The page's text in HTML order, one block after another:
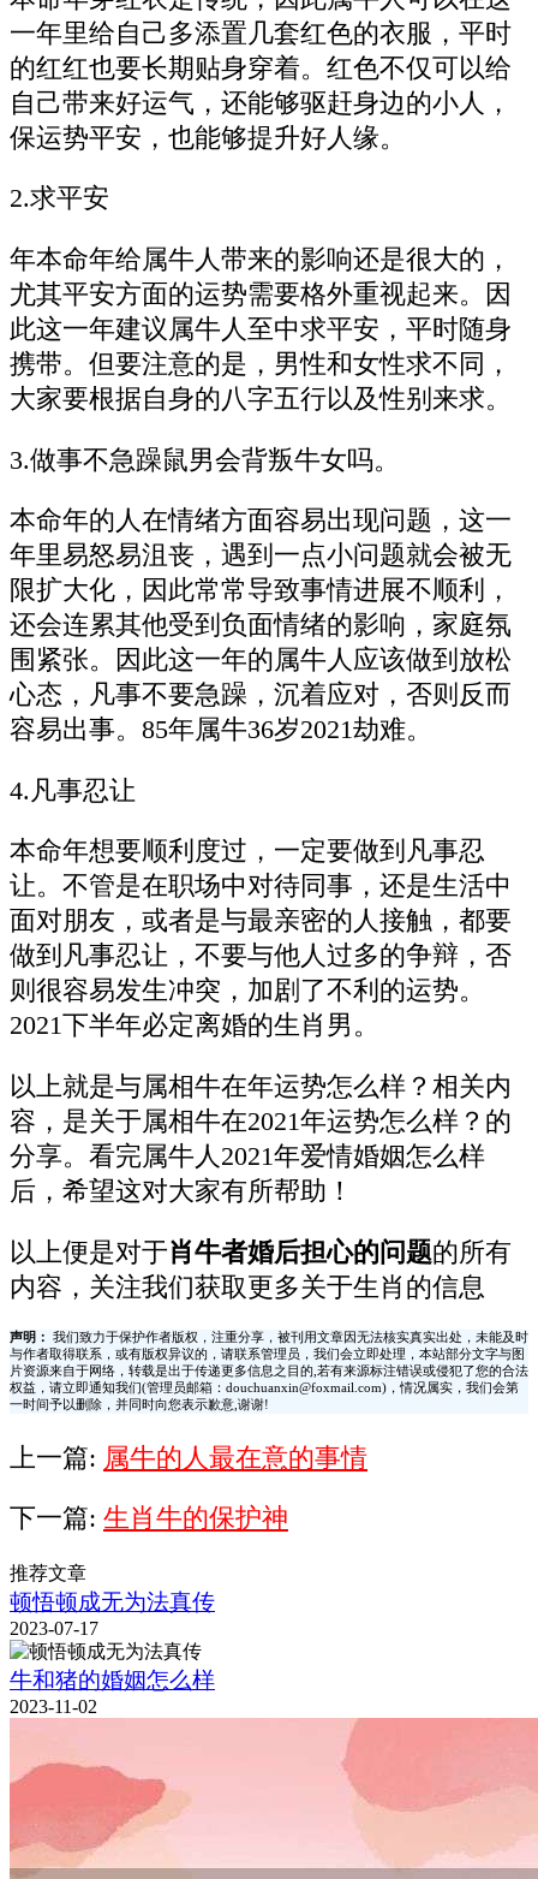
一年里给自己多添置几套红色的衣服，平时
的红红也要长期贴身穿着。红色不仅可以给
自己带来好运气，还能够驱赶身边的小人，
保运势平安，也能够提升好人缘。
2.求平安
年本命年给属牛人带来的影响还是很大的，
尤其平安方面的运势需要格外重视起来。因
此这一年建议属牛人至中求平安，平时随身
携带。但要注意的是，男性和女性求不同，
大家要根据自身的八字五行以及性别来求。
3.做事不急躁鼠男会背叛牛女吗。
本命年的人在情绪方面容易出现问题，这一
年里易怒易沮丧，遇到一点小问题就会被无
限扩大化，因此常常导致事情进展不顺利，
还会连累其他受到负面情绪的影响，家庭氛
围紧张。因此这一年的属牛人应该做到放松
心态，凡事不要急躁，沉着应对，否则反而
容易出事。85年属牛36岁2021劫难。
4.凡事忍让
本命年想要顺利度过，一定要做到凡事忍
让。不管是在职场中对待同事，还是生活中
面对朋友，或者是与最亲密的人接触，都要
做到凡事忍让，不要与他人过多的争辩，否
则很容易发生冲突，加剧了不利的运势。
2021下半年必定离婚的生肖男。
以上就是与属相牛在年运势怎么样？相关内
容，是关于属相牛在2021年运势怎么样？的
分享。看完属牛人2021年爱情婚姻怎么样
后，希望这对大家有所帮助！
以上便是对于肖牛者婚后担心的问题的所有
内容，关注我们获取更多关于生肖的信息
声明：
我们致力于保护作者版权，注重分享，被刊用文章因无法核实真实出处，未能及时
与作者取得联系，或有版权异议的，请联系管理员，我们会立即处理，本站部分文字与图
片资源来自于网络，转载是出于传递更多信息之目的,若有来源标注错误或侵犯了您的合法
权益，请立即通知我们(管理员邮箱：douchuanxin@foxmail.com)，情况属实，我们会第
一时间予以删除，并同时向您表示歉意,谢谢!
上一篇: 属牛的人最在意的事情
下一篇: 生肖牛的保护神
推荐文章
顿悟顿成无为法真传
2023-07-17
牛和猪的婚姻怎么样
2023-11-02